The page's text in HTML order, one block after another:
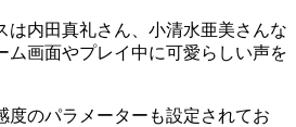
は内田真礼さん、小清水亜美さんな
ム画面やプレイ中に可愛らしい声を
度のパラメーターも設定されてお